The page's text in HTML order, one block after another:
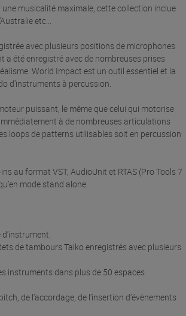
musicalité maximale, cette collection inclue
etc...
avec plusieurs positions de microphones
a été enregistré avec de nombreuses prises
World Impact est un outil essentiel et la
d’instruments à percussion.
puissant, le même que celui qui motorise
à de nombreuses articulations
loops de patterns utilisables soit en percussion
au format VST, AudioUnit et RTAS (Pro Tools 7
mode stand alone.
de tambours Taiko enregistrés avec plusieurs
instruments dans plus de 50 espaces
de l’accordage, de l’insertion d’évènements